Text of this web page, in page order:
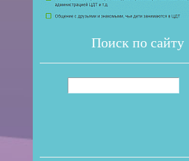
Поиск по сайту